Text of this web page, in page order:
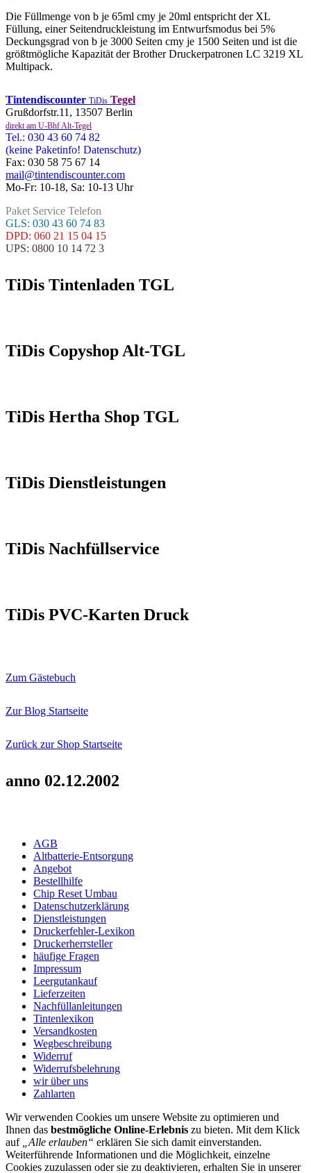
Die Füllmenge von b je 65ml cmy je 20ml entspricht der XL
Füllung, einer Seitendruckleistung im Entwurfsmodus bei 5%
Deckungsgrad von b je 3000 Seiten cmy je 1500 Seiten und ist die
größtmögliche Kapazität der Brother Druckerpatronen LC 3219 XL
Multipack.
Tintendiscounter TiDis Tegel
Grußdorfstr.11, 13507 Berlin
direkt am U-Bhf Alt-Tegel
Tel.: 030 43 60 74 82
(keine Paketinfo! Datenschutz)
Fax: 030 58 75 67 14
mail@tintendiscounter.com
Mo-Fr: 10-18, Sa: 10-13 Uhr
Paket Service Telefon
GLS: 030 43 60 74 83
DPD: 060 21 15 04 15
UPS: 0800 10 14 72 3
TiDis Tintenladen TGL
TiDis Copyshop Alt-TGL
TiDis Hertha Shop TGL
TiDis Dienstleistungen
TiDis Nachfüllservice
TiDis PVC-Karten Druck
Zum Gästebuch
Zur Blog Startseite
Zurück zur Shop Startseite
anno 02.12.2002
AGB
Altbatterie-Entsorgung
Angebot
Bestellhilfe
Chip Reset Umbau
Datenschutzerklärung
Dienstleistungen
Druckerfehler-Lexikon
Druckerherrsteller
häufige Fragen
Impressum
Leergutankauf
Lieferzeiten
Nachfüllanleitungen
Tintenlexikon
Versandkosten
Wegbeschreibung
Widerruf
Widerrufsbelehrung
wir über uns
Zahlarten
Wir verwenden Cookies um unsere Website zu optimieren und
Ihnen das bestmögliche Online-Erlebnis zu bieten. Mit dem Klick
auf
„Alle erlauben“ erklären Sie sich damit einverstanden.
Weiterführende Informationen und die Möglichkeit, einzelne
Cookies zuzulassen oder sie zu deaktivieren, erhalten Sie in unserer